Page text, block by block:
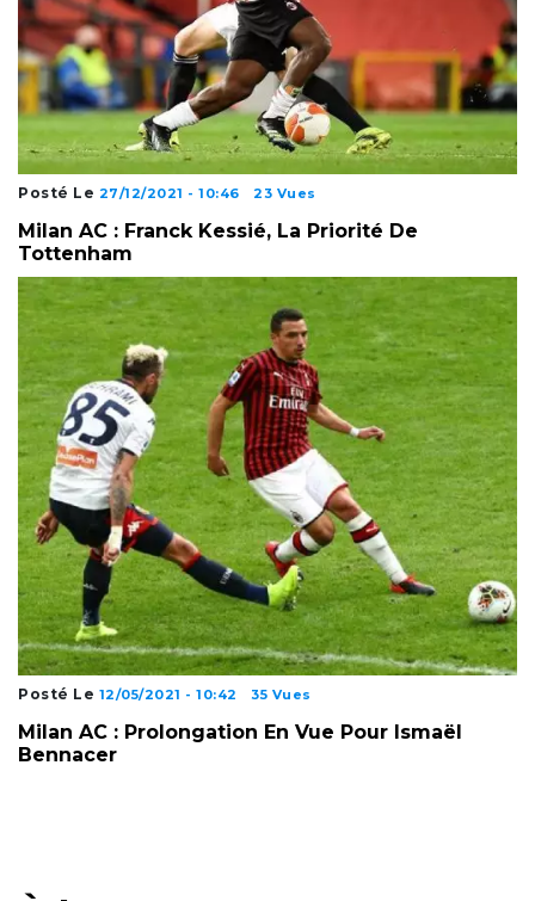
Posté Le 27/12/2021 - 10:46 23 Vues
Milan AC : Franck Kessié, La Priorité De
Tottenham
Posté Le 12/05/2021 - 10:42 35 Vues
Milan AC : Prolongation En Vue Pour Ismaël
Bennacer